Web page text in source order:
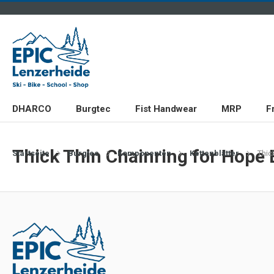
DHARCO Burgtec Fist Handwear MRP
Startseite Burgtec Komponenten Kettenblätter
Thick Thin Chainring for Hope